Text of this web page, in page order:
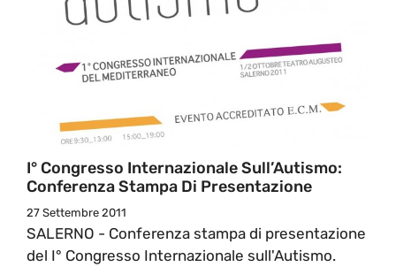
I° Congresso Internazionale Sull’Autismo:
Conferenza Stampa Di Presentazione
27 Settembre 2011
SALERNO - Conferenza stampa di presentazione
del I° Congresso Internazionale sull'Autismo.